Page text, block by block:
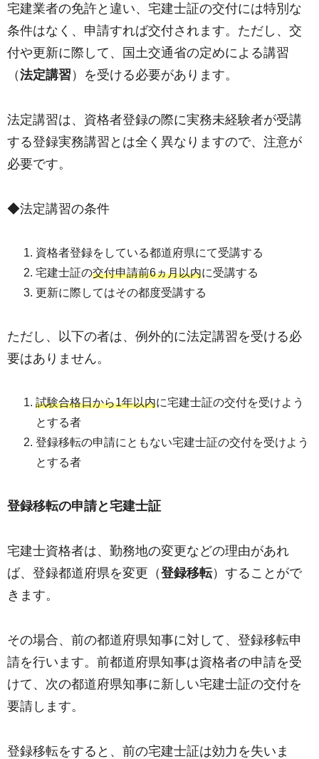
宅建業者の免許と違い、宅建士証の交付には特別な
条件はなく、申請すれば交付されます。ただし、交
付や更新に際して、国土交通省の定めによる講習
（法定講習 ）を受ける必要があります。
法定講習は、資格者登録の際に実務未経験者が受講
する登録実務講習とは全く異なりますので、注意が
必要です。
◆法定講習の条件
資格者登録をしている都道府県にて受講する
宅建士証の交付申請前6ヵ月以内に受講する
更新に際してはその都度受講する
ただし、以下の者は、例外的に法定講習を受ける必
要はありません。
試験合格日から1年以内に宅建士証の交付を受けよう
とする者
登録移転の申請にともない宅建士証の交付を受けよう
とする者
登録移転の申請と宅建士証
宅建士資格者は、勤務地の変更などの理由があれ
ば、登録都道府県を変更（登録移転）することがで
きます。
その場合、前の都道府県知事に対して、登録移転申
請を行います。前都道府県知事は資格者の申請を受
けて、次の都道府県知事に新しい宅建士証の交付を
要請します。
登録移転をすると、前の宅建士証は効力を失いま